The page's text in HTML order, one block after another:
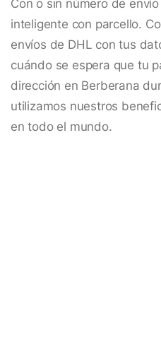
Con o sin número de
inteligente con parcello.
envíos de DHL con tus
cuándo se espera que tu
dirección en Berberana
utilizamos nuestros
en todo el mundo.